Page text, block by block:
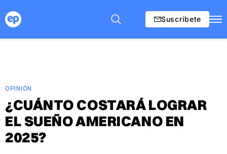
Suscríbete
OPINIÓN
¿CUÁNTO COSTARÁ LOGRAR
EL SUEÑO AMERICANO EN
2025?